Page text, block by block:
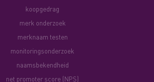
koopgedrag
merk onderzoek
merknaam testen
monitoringsonderzoek
naamsbekendheid
net promoter score (NPS)